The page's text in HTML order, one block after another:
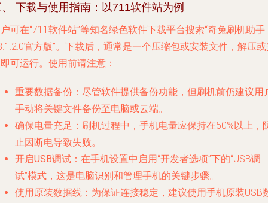
下载与使用指南：以711软件站为例
可在“711软件站”等知名绿色软件下载平台搜索“奇兔刷机助手
官方版”。下载后，通常是一个压缩包或安装文件，解压
可运行。使用前请注意：
重要数据备份 ：尽管软件提供备份功能，但刷机前仍建议用
手动将关键文件备份至电脑或云端。
确保电量充足 ：刷机过程中，手机电量应保持在50%以上，
止因断电导致失败。
开启USB调试 ：在手机设置中启用“开发者选项”下的“USB调
试”模式，这是电脑识别和管理手机的关键步骤。
使用原装数据线 ：为保证连接稳定，建议使用手机原装USB